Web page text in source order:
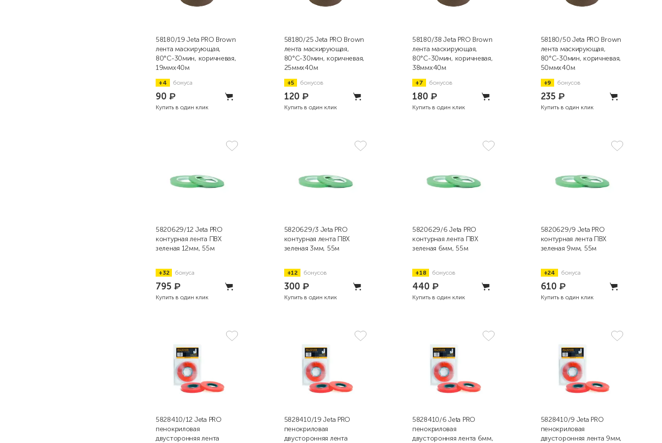
58180/19 Jeta PRO Brown
лента маскирующая,
80°С-30мин, коричневая,
19ммx40м
+4 бонуса
90 ₽
Купить в один клик
58180/25 Jeta PRO Brown
лента маскирующая,
80°С-30мин, коричневая,
25ммx40м
+5 бонусов
120 ₽
Купить в один клик
58180/38 Jeta PRO Brown
лента маскирующая,
80°С-30мин, коричневая,
38ммx40м
+7 бонусов
180 ₽
Купить в один клик
58180/50 Jeta PRO Brown
лента маскирующая,
80°С-30мин, коричневая,
50ммx40м
+9 бонусов
235 ₽
Купить в один клик
5820629/12 Jeta PRO
контурная лента ПВХ
зеленая 12мм, 55м
+32 бонуса
795 ₽
Купить в один клик
5820629/3 Jeta PRO
контурная лента ПВХ
зеленая 3мм, 55м
+12 бонусов
300 ₽
Купить в один клик
5820629/6 Jeta PRO
контурная лента ПВХ
зеленая 6мм, 55м
+18 бонусов
440 ₽
Купить в один клик
5820629/9 Jeta PRO
контурная лента ПВХ
зеленая 9мм, 55м
+24 бонуса
610 ₽
Купить в один клик
5828410/12 Jeta PRO
пенокриловая
двусторонняя лента
5828410/19 Jeta PRO
пенокриловая
двусторонняя лента
5828410/6 Jeta PRO
пенокриловая
двусторонняя лента 6мм,
5828410/9 Jeta PRO
пенокриловая
двусторонняя лента 9мм,